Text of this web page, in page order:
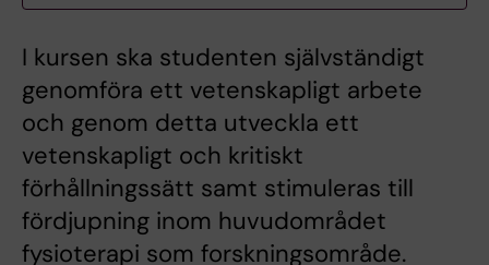
I kursen ska studenten självständigt
genomföra ett vetenskapligt arbete
och genom detta utveckla ett
vetenskapligt och kritiskt
förhållningssätt samt stimuleras till
fördjupning inom huvudområdet
fysioterapi som forskningsområde.